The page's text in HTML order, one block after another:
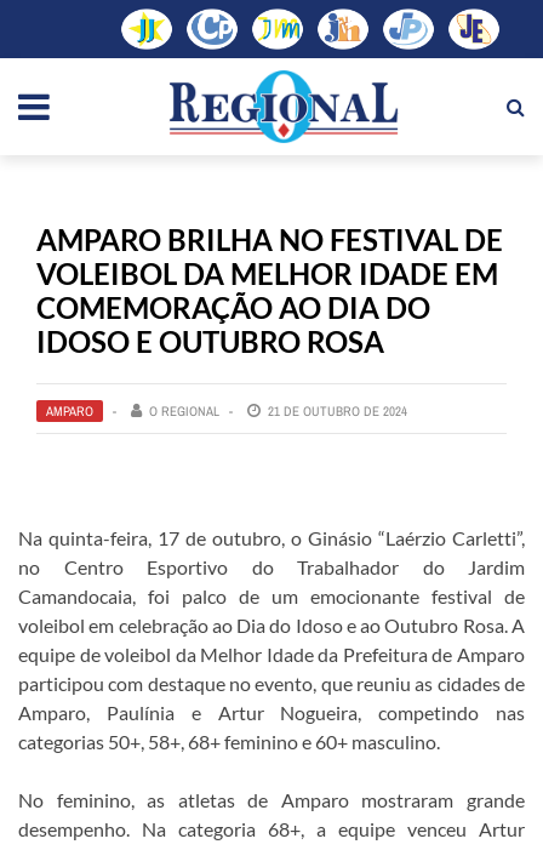
AMPARO BRILHA NO FESTIVAL DE
VOLEIBOL DA MELHOR IDADE EM
COMEMORAÇÃO AO DIA DO
IDOSO E OUTUBRO ROSA
AMPARO O REGIONAL 21 DE OUTUBRO DE 2024
Na quinta-feira, 17 de outubro, o Ginásio “Laérzio Carletti”,
no Centro Esportivo do Trabalhador do Jardim
Camandocaia, foi palco de um emocionante festival de
voleibol em celebração ao Dia do Idoso e ao Outubro Rosa. A
equipe de voleibol da Melhor Idade da Prefeitura de Amparo
participou com destaque no evento, que reuniu as cidades de
Amparo, Paulínia e Artur Nogueira, competindo nas
categorias 50+, 58+, 68+ feminino e 60+ masculino.
No feminino, as atletas de Amparo mostraram grande
desempenho. Na categoria 68+, a equipe venceu Artur